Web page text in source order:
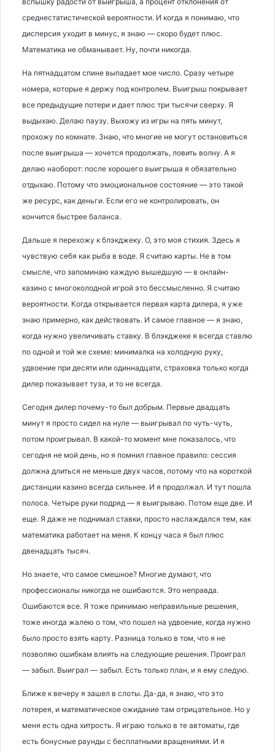
среднестатистической вероятности. И когда я понимаю, что
дисперсия уходит в минус, я знаю — скоро будет плюс.
Математика не обманывает. Ну, почти никогда.
На пятнадцатом спине выпадает мое число. Сразу четыре
номера, которые я держу под контролем. Выигрыш покрывает
все предыдущие потери и дает плюс три тысячи сверху. Я
выдыхаю. Делаю паузу. Выхожу из игры на пять минут,
прохожу по комнате. Знаю, что многие не могут остановиться
после выигрыша — хочется продолжать, ловить волну. А я
делаю наоборот: после хорошего выигрыша я обязательно
отдыхаю. Потому что эмоциональное состояние — это такой
же ресурс, как деньги. Если его не контролировать, он
кончится быстрее баланса.
Дальше я перехожу к блэкджеку. О, это моя стихия. Здесь я
чувствую себя как рыба в воде. Я считаю карты. Не в том
смысле, что запоминаю каждую вышедшую — в онлайн-
казино с многоколодной игрой это бессмысленно. Я считаю
вероятности. Когда открывается первая карта дилера, я уже
знаю примерно, как действовать. И самое главное — я знаю,
когда нужно увеличивать ставку. В блэкджеке я всегда ставлю
по одной и той же схеме: минималка на холодную руку,
удвоение при десяти или одиннадцати, страховка только когда
дилер показывает туза, и то не всегда.
Сегодня дилер почему-то был добрым. Первые двадцать
минут я просто сидел на нуле — выигрывал по чуть-чуть,
потом проигрывал. В какой-то момент мне показалось, что
сегодня не мой день, но я помнил главное правило: сессия
должна длиться не меньше двух часов, потому что на короткой
дистанции казино всегда сильнее. И я продолжал. И тут пошла
полоса. Четыре руки подряд — я выигрываю. Потом еще две. И
еще. Я даже не поднимал ставки, просто наслаждался тем, как
математика работает на меня. К концу часа я был плюс
двенадцать тысяч.
Но знаете, что самое смешное? Многие думают, что
профессионалы никогда не ошибаются. Это неправда.
Ошибаются все. Я тоже принимаю неправильные решения,
тоже иногда жалею о том, что пошел на удвоение, когда нужно
было просто взять карту. Разница только в том, что я не
позволяю ошибкам влиять на следующие решения. Проиграл
— забыл. Выиграл — забыл. Есть только план, и я ему следую.
Ближе к вечеру я зашел в слоты. Да-да, я знаю, что это
лотерея, и математическое ожидание там отрицательное. Но у
меня есть одна хитрость. Я играю только в те автоматы, где
есть бонусные раунды с бесплатными вращениями. И я